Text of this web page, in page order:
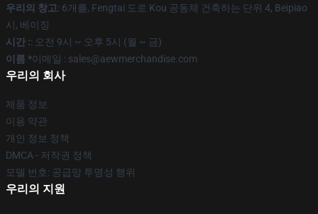
우리의 창고: 6개를, Fengtai 도로 Kou 공동체 건축하는 단위 4, Beipiao
시, 베이징
시간 :: 오전 9시 ~ 오후 5시 (월 ~ 금)
이름 *이메일 : sales@aewmerchandise.com
우리의 회사
제품 정보
이용 약관
개인 정보 정책
DMCA - 저작권 정책
모델 번호: 공급망 투명성 행위
우리의 지원